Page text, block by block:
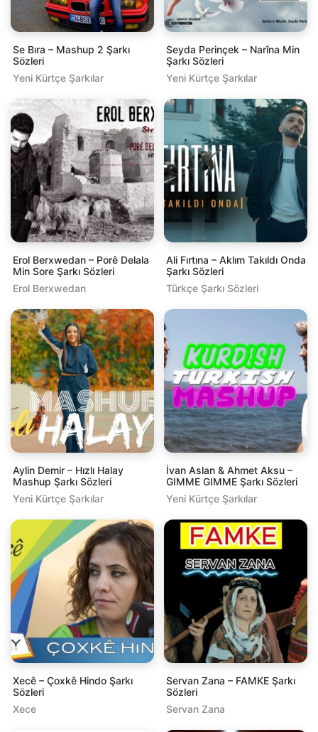
Se Bıra – Mashup 2 Şarkı
Sözleri
Yeni Kürtçe Şarkılar
Seyda Perinçek – Narîna Min
Şarkı Sözleri
Yeni Kürtçe Şarkılar
Erol Berxwedan – Porê Delala
Min Sore Şarkı Sözleri
Erol Berxwedan
Ali Fırtına – Aklım Takıldı Onda
Şarkı Sözleri
Türkçe Şarkı Sözleri
Aylin Demir – Hızlı Halay
Mashup Şarkı Sözleri
Yeni Kürtçe Şarkılar
İvan Aslan & Ahmet Aksu –
GIMME GIMME Şarkı Sözleri
Yeni Kürtçe Şarkılar
Xecê – Çoxkê Hindo Şarkı
Sözleri
Xece
Servan Zana – FAMKE Şarkı
Sözleri
Servan Zana